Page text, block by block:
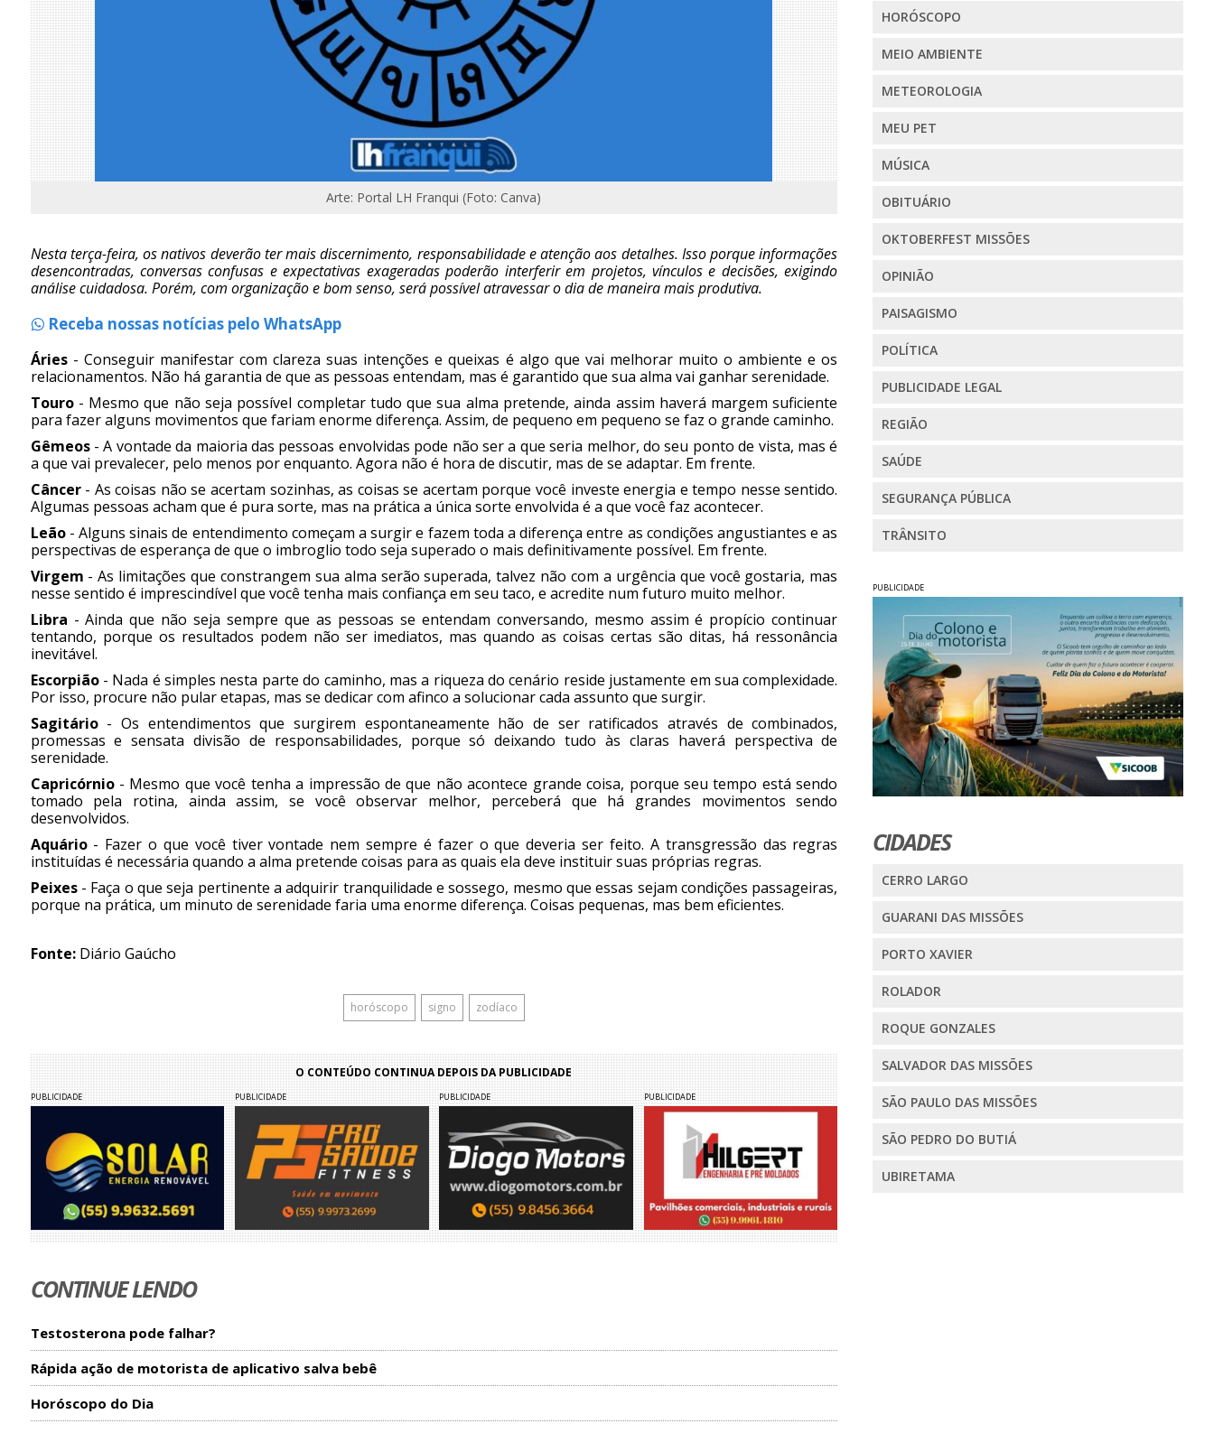
Arte: Portal LH Franqui (Foto: Canva)
Nesta terça-feira, os nativos deverão ter mais discernimento, responsabilidade e atenção aos detalhes. Isso porque informações
desencontradas, conversas confusas e expectativas exageradas poderão interferir em projetos, vínculos e decisões, exigindo
análise cuidadosa. Porém, com organização e bom senso, será possível atravessar o dia de maneira mais produtiva.
Receba nossas notícias pelo WhatsApp
Áries- Conseguir manifestar com clareza suas intenções e queixas é algo que vai melhorar muito o ambiente e os
relacionamentos. Não há garantia de que as pessoas entendam, mas é garantido que sua alma vai ganhar serenidade.
Touro- Mesmo que não seja possível completar tudo que sua alma pretende, ainda assim haverá margem suficiente
para fazer alguns movimentos que fariam enorme diferença. Assim, de pequeno em pequeno se faz o grande caminho.
Gêmeos- A vontade da maioria das pessoas envolvidas pode não ser a que seria melhor, do seu ponto de vista, mas é
a que vai prevalecer, pelo menos por enquanto. Agora não é hora de discutir, mas de se adaptar. Em frente.
Câncer- As coisas não se acertam sozinhas, as coisas se acertam porque você investe energia e tempo nesse sentido.
Algumas pessoas acham que é pura sorte, mas na prática a única sorte envolvida é a que você faz acontecer.
Leão- Alguns sinais de entendimento começam a surgir e fazem toda a diferença entre as condições angustiantes e as
perspectivas de esperança de que o imbroglio todo seja superado o mais definitivamente possível. Em frente.
Virgem - As limitações que constrangem sua alma serão superada, talvez não com a urgência que você gostaria, mas
nesse sentido é imprescindível que você tenha mais confiança em seu taco, e acredite num futuro muito melhor.
Libra - Ainda que não seja sempre que as pessoas se entendam conversando, mesmo assim é propício continuar
tentando, porque os resultados podem não ser imediatos, mas quando as coisas certas são ditas, há ressonância
inevitável.
Escorpião- Nada é simples nesta parte do caminho, mas a riqueza do cenário reside justamente em sua complexidade.
Por isso, procure não pular etapas, mas se dedicar com afinco a solucionar cada assunto que surgir.
Sagitário- Os entendimentos que surgirem espontaneamente hão de ser ratificados através de combinados,
promessas e sensata divisão de responsabilidades, porque só deixando tudo às claras haverá perspectiva de
serenidade.
Capricórnio- Mesmo que você tenha a impressão de que não acontece grande coisa, porque seu tempo está sendo
tomado pela rotina, ainda assim, se você observar melhor, perceberá que há grandes movimentos sendo
desenvolvidos.
Aquário- Fazer o que você tiver vontade nem sempre é fazer o que deveria ser feito. A transgressão das regras
instituídas é necessária quando a alma pretende coisas para as quais ela deve instituir suas próprias regras.
Peixes- Faça o que seja pertinente a adquirir tranquilidade e sossego, mesmo que essas sejam condições passageiras,
porque na prática, um minuto de serenidade faria uma enorme diferença. Coisas pequenas, mas bem eficientes.
Fonte:Diário Gaúcho
horóscopo signo zodíaco
O CONTEÚDO CONTINUA DEPOIS DA PUBLICIDADE
PUBLICIDADE PUBLICIDADE PUBLICIDADE PUBLICIDADE
CONTINUE LENDO
Testosterona pode falhar?
Rápida ação de motorista de aplicativo salva bebê
Horóscopo do Dia
HORÓSCOPO
MEIO AMBIENTE
METEOROLOGIA
MEU PET
MÚSICA
OBITUÁRIO
OKTOBERFEST MISSÕES
OPINIÃO
PAISAGISMO
POLÍTICA
PUBLICIDADE LEGAL
REGIÃO
SAÚDE
SEGURANÇA PÚBLICA
TRÂNSITO
PUBLICIDADE
CIDADES
CERRO LARGO
GUARANI DAS MISSÕES
PORTO XAVIER
ROLADOR
ROQUE GONZALES
SALVADOR DAS MISSÕES
SÃO PAULO DAS MISSÕES
SÃO PEDRO DO BUTIÁ
UBIRETAMA